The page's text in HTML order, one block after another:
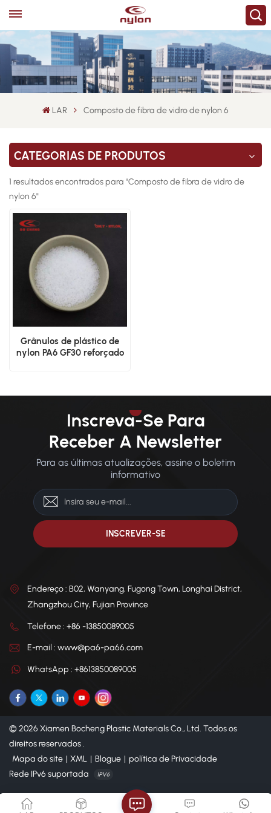
LAR Composto de fibra de vidro de nylon 6
CATEGORIAS DE PRODUTOS
1 resultados encontrados para "Composto de fibra de vidro de
nylon 6"
Grânulos de plástico de
nylon PA6 GF30 reforçado
Inscreva-Se Para
Receber A Newsletter
Para as últimas atualizações, assine o boletim
informativo
Endereço : B02, Wanyang, Fugong Town, Longhai District,
Zhangzhou City, Fujian Province
Telefone : +86 -13850089005
E-mail : www@pa6-pa66.com
WhatsApp : +8613850089005
© 2026 Xiamen Bocheng Plastic Materials Co., Ltd. Todos os
direitos reservados .
Mapa do site | XML | Blogue | política de Privacidade
Rede IPv6 suportada